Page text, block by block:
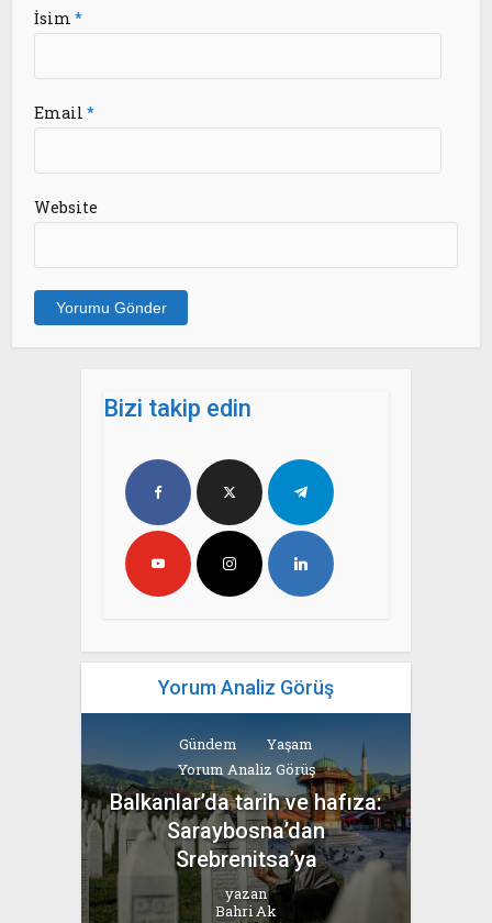
İsim*
Email*
Website
Bizi takip edin
Yorum Analiz Görüş
Gündem
Yaşam
Yorum Analiz Görüş
Balkanlar’da tarih ve hafıza:
Saraybosna’dan
Srebrenitsa’ya
yazan
Bahri Ak